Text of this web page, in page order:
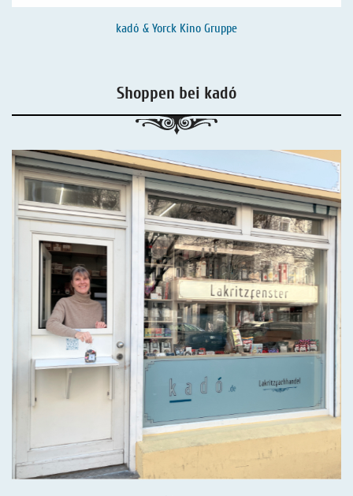
kadó & Yorck Kino Gruppe
Shoppen bei kadó